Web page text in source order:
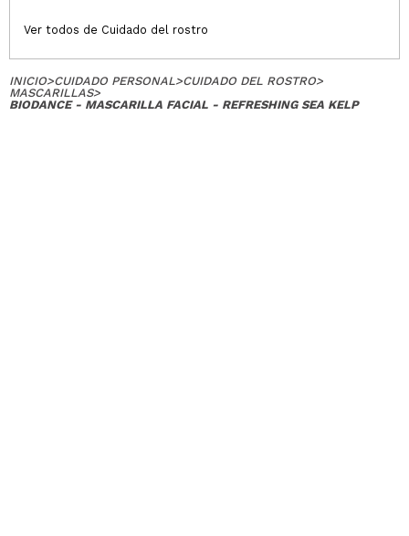
Ver todos de Cuidado del rostro
INICIO>CUIDADO PERSONAL>CUIDADO DEL ROSTRO>
MASCARILLAS>
BIODANCE - MASCARILLA FACIAL - REFRESHING SEA KELP